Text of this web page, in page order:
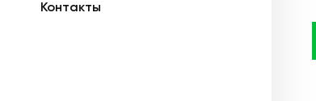
Контакты